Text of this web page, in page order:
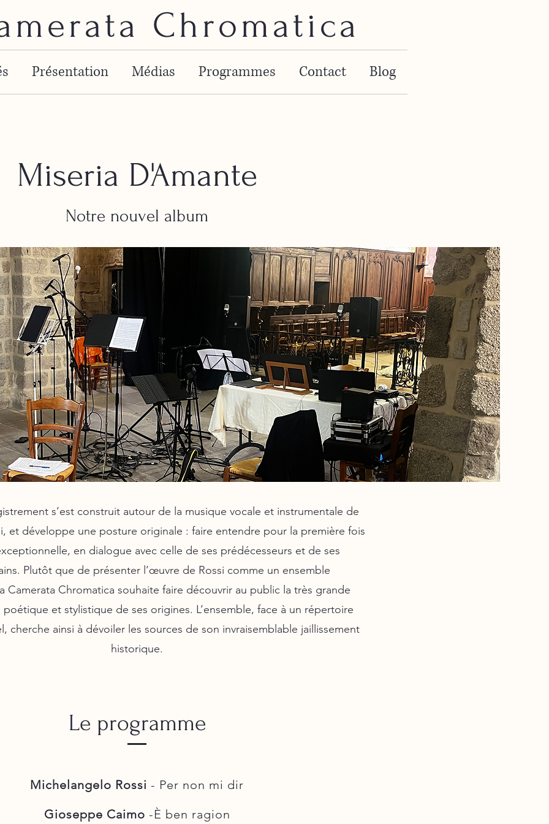
Présentation Médias Programmes Contact Blog
Chromatica
Miseria D'Amante
Notre nouvel album
s’est construit autour de la musique vocale et instrumentale de
et développe une posture originale : faire entendre pour la première fois
en dialogue avec celle de ses prédécesseurs et de ses
Plutôt que de présenter l’œuvre de Rossi comme un ensemble
Camerata Chromatica souhaite faire découvrir au public la très grande
poétique et stylistique de ses origines. L’ensemble, face à un répertoire
cherche ainsi à dévoiler les sources de son invraisemblable jaillissement
historique.
Le programme
Michelangelo Rossi - Per non mi dir
Gioseppe Caimo -È ben ragion